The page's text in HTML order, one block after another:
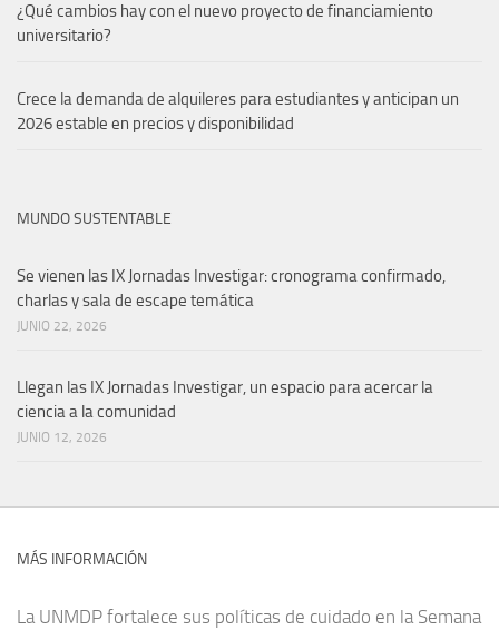
¿Qué cambios hay con el nuevo proyecto de financiamiento
universitario?
Crece la demanda de alquileres para estudiantes y anticipan un
2026 estable en precios y disponibilidad
MUNDO SUSTENTABLE
Se vienen las IX Jornadas Investigar: cronograma confirmado,
charlas y sala de escape temática
JUNIO 22, 2026
Llegan las IX Jornadas Investigar, un espacio para acercar la
ciencia a la comunidad
JUNIO 12, 2026
MÁS INFORMACIÓN
La UNMDP fortalece sus políticas de cuidado en la Semana